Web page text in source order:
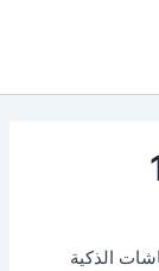
الذكية